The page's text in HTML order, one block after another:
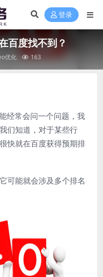
登录
百度找不到？
优化 163
经常会问一个问题，我
们知道，对于某些行
快就在百度获得预期排
可能就会涉及多个排名